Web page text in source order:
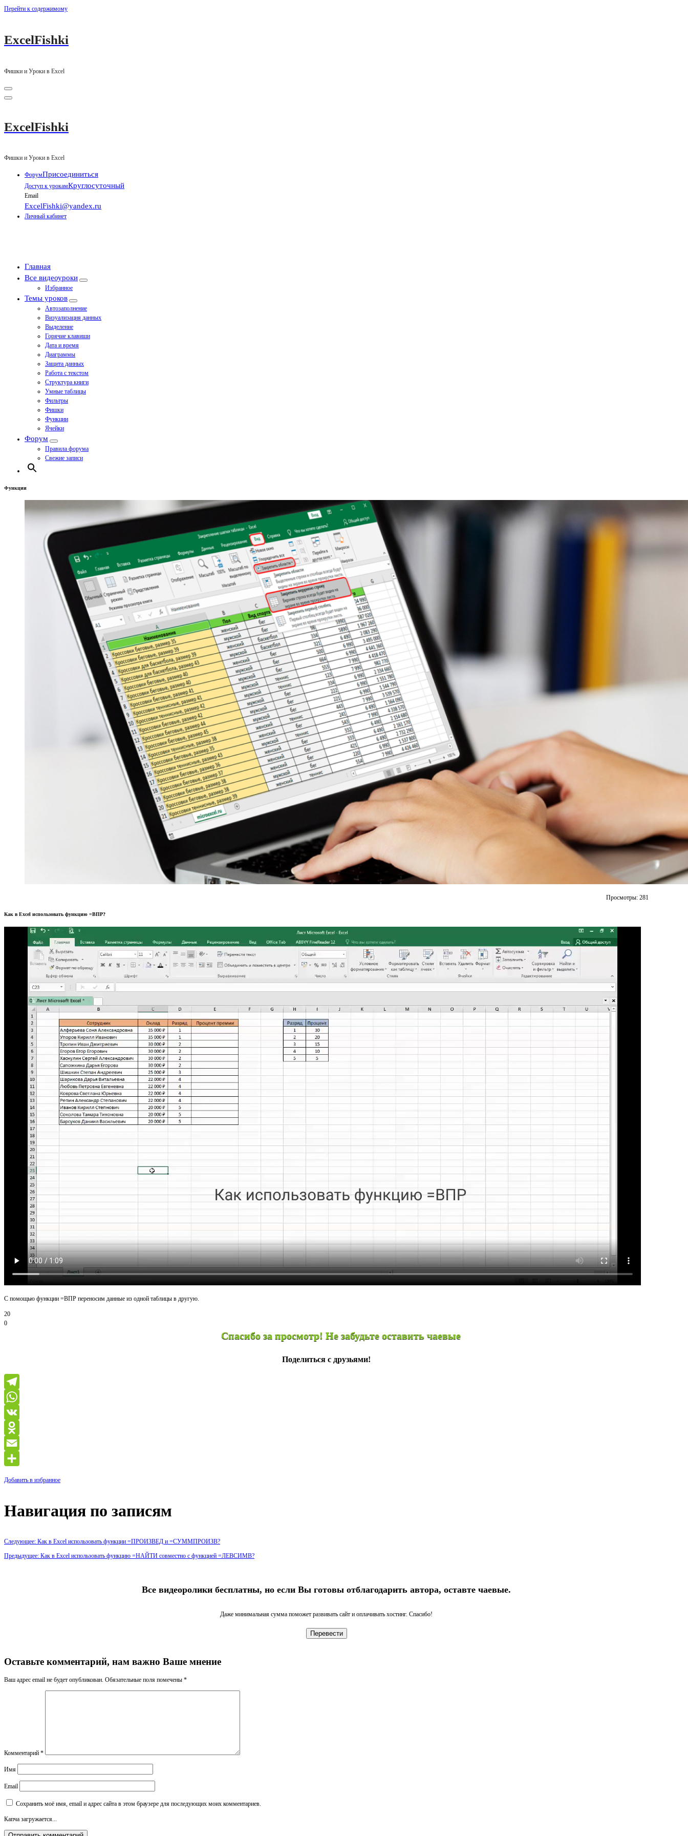
Перейти к содержимому
ExcelFishki
Фишки и Уроки в Excel
ExcelFishki
Фишки и Уроки в Excel
ФорумПрисоединиться
Доступ к урокамКруглосуточный
Email
ExcelFishki@yandex.ru
Личный кабинет
Главная
Все видеоуроки
Избранное
Темы уроков
Автозаполнение
Визуализация данных
Выделение
Горячие клавиши
Дата и время
Диаграммы
Защита данных
Работа с текстом
Структура книги
Умные таблицы
Фильтры
Фишки
Функции
Ячейки
Форум
Правила форума
Свежие записи
Функции
Просмотры: 281
Как в Excel использовать функцию =ВПР?
С помощью функции =ВПР переносим данные из одной таблицы в другую.
20
0
Спасибо за просмотр! Не забудьте оставить чаевые
Поделиться с друзьями!
Telegram
WhatsApp
VK
Odnoklassniki
Email
Добавить в избранное
Навигация по записям
Следующее: Как в Excel использовать функции =ПРОИЗВЕД и =СУММПРОИЗВ?
Предыдущее: Как в Excel использовать функцию =НАЙТИ совместно с функцией =ЛЕВСИМВ?
Все видеоролики бесплатны, но если Вы готовы отблагодарить автора, оставте чаевые.
Даже минимальная сумма поможет развивать сайт и оплачивать хостинг. Спасибо!
Перевести
Оставьте комментарий, нам важно Ваше мнение
Ваш адрес email не будет опубликован. Обязательные поля помечены *
Комментарий *
Имя
Email
Сохранить моё имя, email и адрес сайта в этом браузере для последующих моих комментариев.
Капча загружается...